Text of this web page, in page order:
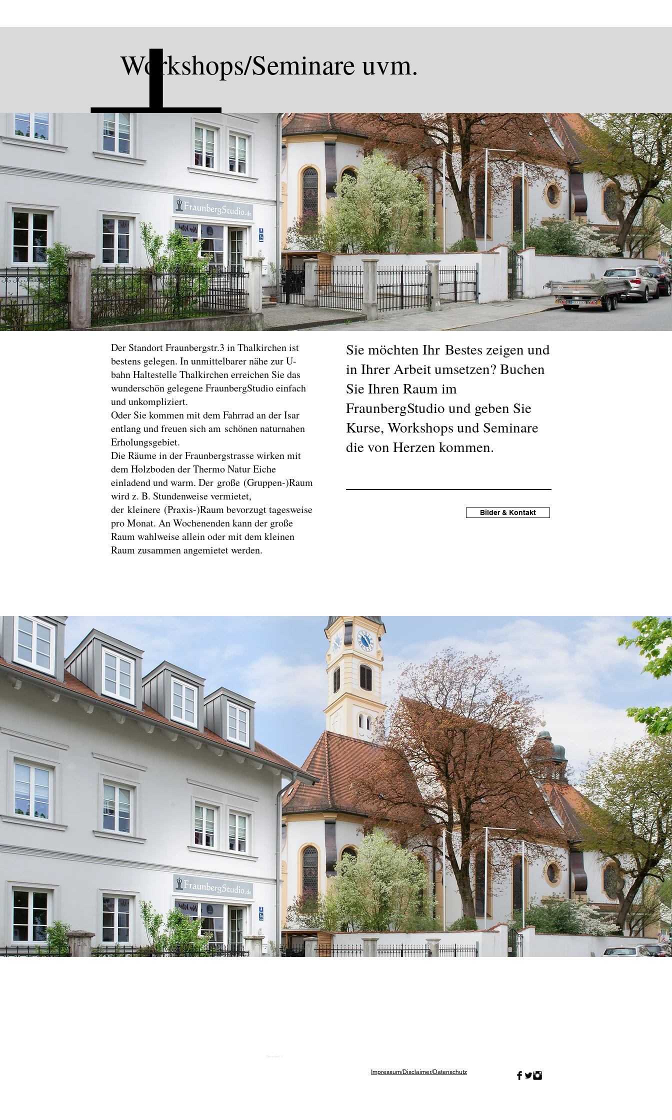
Workshops/Seminare uvm.
Der Standort Fraunbergstr.3 in Thalkirchen ist
bestens gelegen. In unmittelbarer nähe zur U-
bahn Haltestelle Thalkirchen erreichen Sie das
wunderschön gelegene FraunbergStudio einfach
und unkompliziert.
Oder Sie kommen mit dem Fahrrad an der Isar
entlang und freuen sich am schönen naturnahen
Erholungsgebiet.
Die Räume in der Fraunbergstrasse wirken mit
dem Holzboden der Thermo Natur Eiche
einladend und warm. Der große (Gruppen-)Raum
wird z. B. Stundenweise vermietet,
der kleinere (Praxis-)Raum bevorzugt tagesweise
pro Monat. An Wochenenden kann der große
Raum wahlweise allein oder mit dem kleinen
Raum zusammen angemietet werden.
Sie möchten Ihr Bestes zeigen und
in Ihrer Arbeit umsetzen? Buchen
Sie Ihren Raum im
FraunbergStudio und geben Sie
Kurse, Workshops und Seminare
die von Herzen kommen.
Bilder & Kontakt
Überschrift 1
Impressum/Disclaimer/Datenschutz